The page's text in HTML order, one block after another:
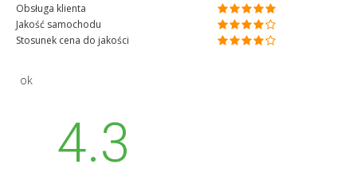
Obsługa klienta
Jakość samochodu
Stosunek cena do jakości
ok
4.3